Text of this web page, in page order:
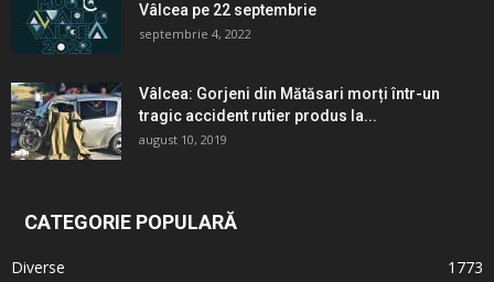
Vâlcea pe 22 septembrie
septembrie 4, 2022
Vâlcea: Gorjeni din Mătăsari morți într-un
tragic accident rutier produs la...
august 10, 2019
CATEGORIE POPULARĂ
Diverse
1773